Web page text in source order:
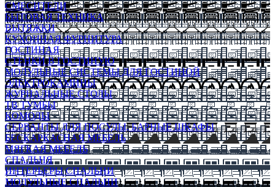
СМЕСИТЕЛИ
БЫТОВАЯ ТЕХНИКА
ВЫТЯЖКИ
КУХОННАЯ ФУРНИТУРА
ГОСТИНАЯ
СТЕНКИ В ГОСТИНУЮ
МОДУЛЬНЫЕ СИСТЕМЫ ДЛЯ ГОСТИНОЙ
ЭЛЕКТРОКАМИНЫ
ЖУРНАЛЬНЫЕ СТОЛЫ
ТВ ТУМБЫ
КОМОДЫ
СЕРВАНТЫ ДЛЯ ПОСУДЫ, БАРНЫЕ ШКАФЫ
БЕСКАРКАСНАЯ МЕБЕЛЬ
МЯГКАЯ МЕБЕЛЬ
СПАЛЬНЯ
ИНТЕРЬЕРЫ СПАЛЬНИ
МОДУЛЬНЫЕ СПАЛЬНИ